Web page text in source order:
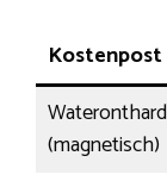
Kostenpost
(magnetisch)